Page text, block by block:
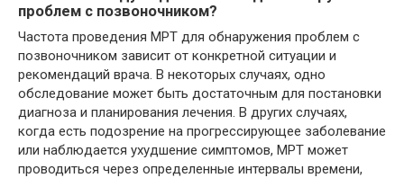
проблем с позвоночником?
Частота проведения МРТ для обнаружения проблем с
позвоночником зависит от конкретной ситуации и
рекомендаций врача. В некоторых случаях, одно
обследование может быть достаточным для постановки
диагноза и планирования лечения. В других случаях,
когда есть подозрение на прогрессирующее заболевание
или наблюдается ухудшение симптомов, МРТ может
проводиться через определенные интервалы времени,